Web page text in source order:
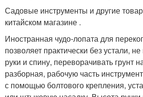
Садовые инструменты и другие
китайском магазине .
Иностранная чудо-лопата для
позволяет практически без устали,
руки и спину, переворачивать грунт
разборная, рабочую часть
с помощью болтового крепления,